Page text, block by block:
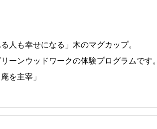
人も幸せになる」木のマグカップ。
ーンウッドワークの体験プログラムです。
を主宰」